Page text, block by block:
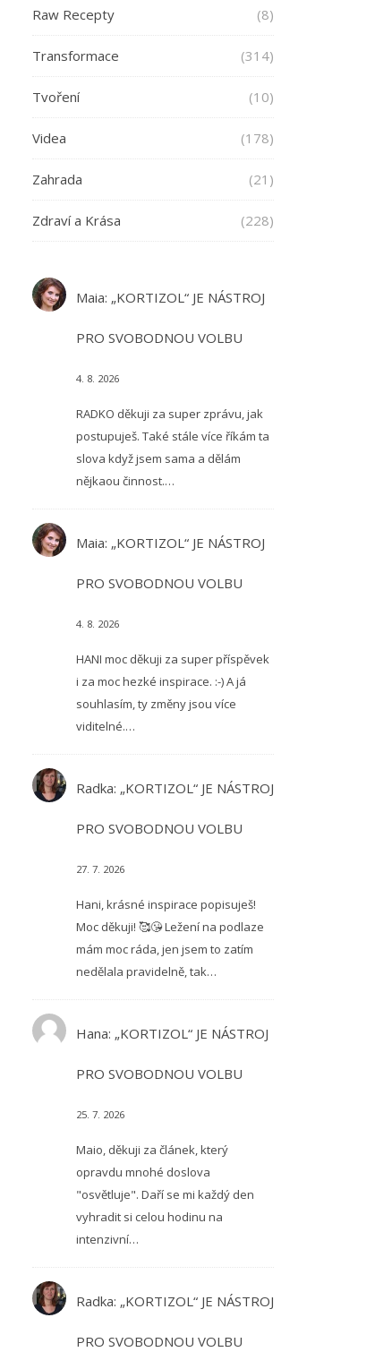
Raw Recepty (8)
Transformace (314)
Tvoření (10)
Videa (178)
Zahrada (21)
Zdraví a Krása (228)
Maia: „KORTIZOL“ JE NÁSTROJ
PRO SVOBODNOU VOLBU
4. 8. 2026
RADKO děkuji za super zprávu, jak
postupuješ. Také stále více říkám ta
slova když jsem sama a dělám
nějkaou činnost.…
Maia: „KORTIZOL“ JE NÁSTROJ
PRO SVOBODNOU VOLBU
4. 8. 2026
HANI moc děkuji za super příspěvek
i za moc hezké inspirace. :-) A já
souhlasím, ty změny jsou více
viditelné.…
Radka: „KORTIZOL“ JE NÁSTROJ
PRO SVOBODNOU VOLBU
27. 7. 2026
Hani, krásné inspirace popisuješ!
Moc děkuji! 🥰😘 Ležení na podlaze
mám moc ráda, jen jsem to zatím
nedělala pravidelně, tak…
Hana: „KORTIZOL“ JE NÁSTROJ
PRO SVOBODNOU VOLBU
25. 7. 2026
Maio, děkuji za článek, který
opravdu mnohé doslova
"osvětluje". Daří se mi každý den
vyhradit si celou hodinu na
intenzivní…
Radka: „KORTIZOL“ JE NÁSTROJ
PRO SVOBODNOU VOLBU